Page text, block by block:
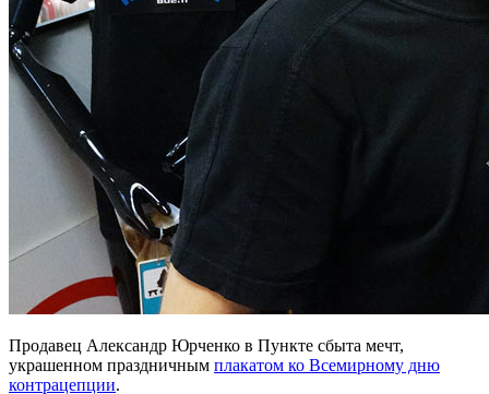
Продавец Александр Юрченко в Пункте сбыта мечт,
украшенном праздничным плакатом ко Всемирному дню
контрацепции.